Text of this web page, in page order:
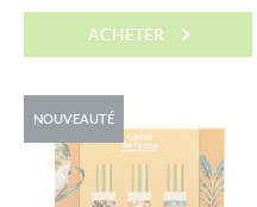
ACHETER
NOUVEAUTÉ